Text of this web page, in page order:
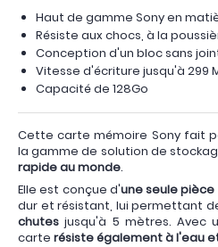
Haut de gamme Sony en
Résiste aux chocs, à la
Conception d'un bloc sans
Vitesse d'écriture jusqu'à 299
Capacité de 128Go
Cette carte mémoire Sony fait
la gamme de solution de
rapide au monde.
Elle est conçue d'une seule
dur et résistant, lui permettant
chutes jusqu'à 5 mètres. Avec
carte résiste également à l'eau